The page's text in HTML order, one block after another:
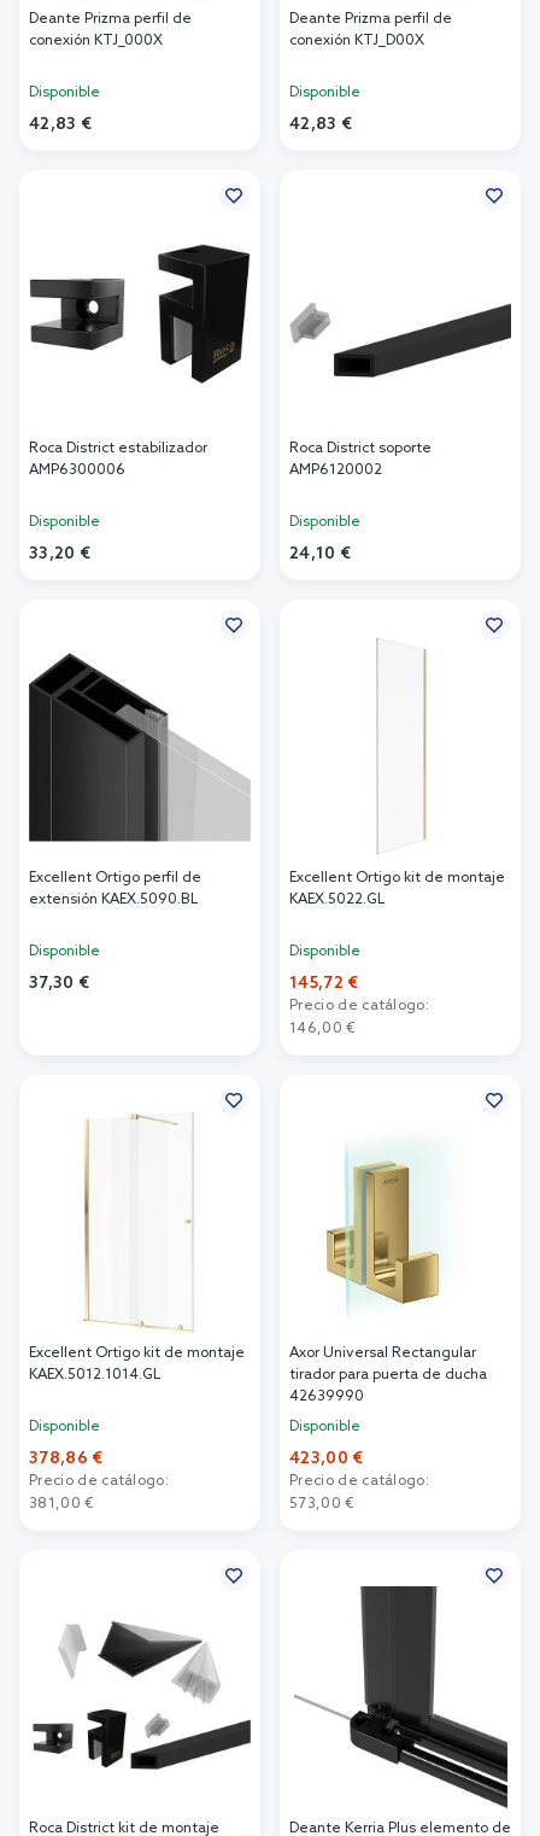
Deante Prizma perfil de
conexión KTJ_000X
Disponible
42,83 €
Deante Prizma perfil de
conexión KTJ_D00X
Disponible
42,83 €
Roca District estabilizador
AMP6300006
Disponible
33,20 €
Roca District soporte
AMP6120002
Disponible
24,10 €
Excellent Ortigo perfil de
extensión KAEX.5090.BL
Disponible
37,30 €
Excellent Ortigo kit de montaje
KAEX.5022.GL
Disponible
145,72 €
Precio de catálogo:
146,00 €
Excellent Ortigo kit de montaje
KAEX.5012.1014.GL
Disponible
378,86 €
Precio de catálogo:
381,00 €
Axor Universal Rectangular
tirador para puerta de ducha
42639990
Disponible
423,00 €
Precio de catálogo:
573,00 €
Roca District kit de montaje Deante Kerria Plus elemento de